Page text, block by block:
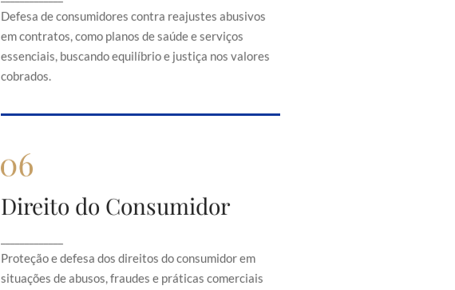
Defesa de consumidores contra reajustes abusivos
em contratos, como planos de saúde e serviços
essenciais, buscando equilíbrio e justiça nos valores
cobrados.
serviços essenciais, buscando equilíbrio e
justiça nos valores cobrados.
Direito do Consumidor
Proteção e defesa dos direitos do consumidor em
situações de abusos, fraudes e práticas comerciais
Direito do Consumidor
comerciais injustas, promovendo acesso a